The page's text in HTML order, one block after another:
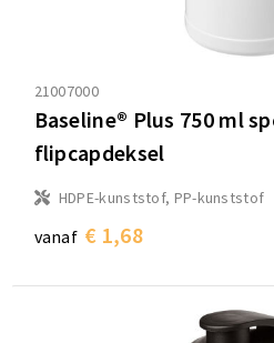
21007000
Baseline® Plus 750 ml
flipcapdeksel
HDPE-kunststof, PP-kunststof
vanaf € 1,68